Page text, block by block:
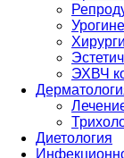
ЭХВЧ
Диетология